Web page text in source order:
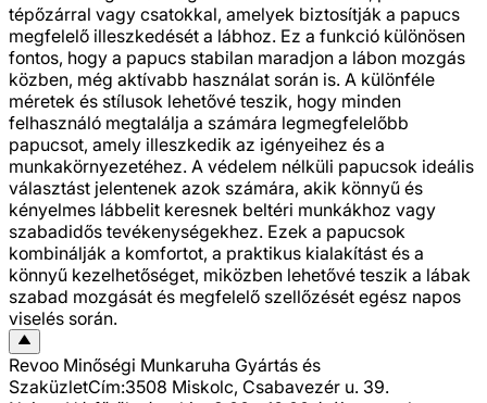
tépőzárral vagy csatokkal, amelyek biztosítják a papucs
megfelelő illeszkedését a lábhoz. Ez a funkció különösen
fontos, hogy a papucs stabilan maradjon a lábon mozgás
közben, még aktívabb használat során is. A különféle
méretek és stílusok lehetővé teszik, hogy minden
felhasználó megtalálja a számára legmegfelelőbb
papucsot, amely illeszkedik az igényeihez és a
munkakörnyezetéhez. A védelem nélküli papucsok ideális
választást jelentenek azok számára, akik könnyű és
kényelmes lábbelit keresnek beltéri munkákhoz vagy
szabadidős tevékenységekhez. Ezek a papucsok
kombinálják a komfortot, a praktikus kialakítást és a
könnyű kezelhetőséget, miközben lehetővé teszik a lábak
szabad mozgását és megfelelő szellőzését egész napos
viselés során.
Revoo Minőségi Munkaruha Gyártás és
SzaküzletCím:3508 Miskolc, Csabavezér u. 39.